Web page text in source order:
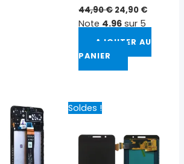
44,90€24,90 €
Note 4.96 sur 5
AJOUTER AU
PANIER
Soldes !
39,90 €.19,90 €.